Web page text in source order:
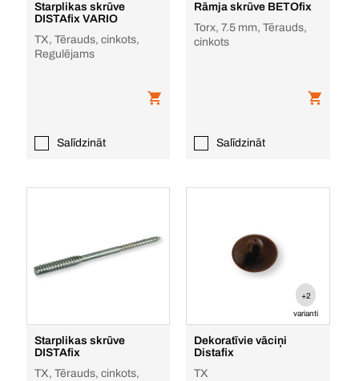
Starplikas skrūve
DISTAfix VARIO
TX, Tērauds, cinkots,
Regulējams
Salīdzināt
Rāmja skrūve BETOfix
Torx, 7.5 mm, Tērauds,
cinkots
Salīdzināt
Starplikas skrūve
DISTAfix
TX, Tērauds, cinkots,
+2
varianti
Dekoratīvie vāciņi
Distafix
TX